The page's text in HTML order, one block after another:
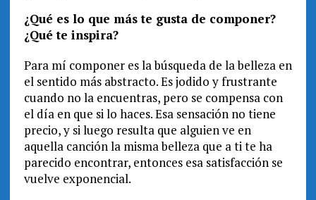
¿Qué es lo que más te gusta de componer?
¿Qué te inspira?
Para mí componer es la búsqueda de la belleza en
el sentido más abstracto. Es jodido y frustrante
cuando no la encuentras, pero se compensa con
el día en que si lo haces. Esa sensación no tiene
precio, y si luego resulta que alguien ve en
aquella canción la misma belleza que a ti te ha
parecido encontrar, entonces esa satisfacción se
vuelve exponencial.